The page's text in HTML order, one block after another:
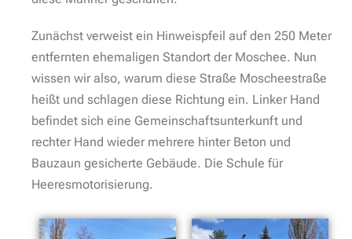
Die Gebäude sind wirklich gigantisch und ohne große
Worte, leicht abweichend von der offiziellen Route,
wandern wir einmal am Zaun entlang. Hier und da
sind die Zäune aufgeschnitten und mühsam mit
Einmalhandschellen oder Steinen wieder
verschlossen. Es wird sicherlich sehr gern
eingebrochen hier.